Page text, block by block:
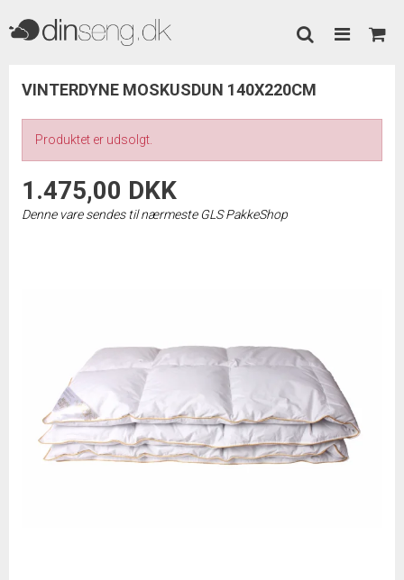
VINTERDYNE MOSKUSDUN 140X220CM
Produktet er udsolgt.
1.475,00 DKK
Denne vare sendes til nærmeste GLS PakkeShop